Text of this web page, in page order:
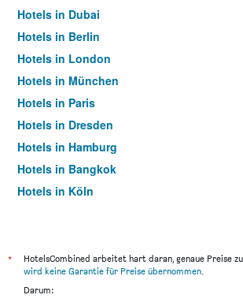
Hotels in Dubai
Hotels in Berlin
Hotels in London
Hotels in München
Hotels in Paris
Hotels in Dresden
Hotels in Hamburg
Hotels in Bangkok
Hotels in Köln
*
HotelsCombined arbeitet hart daran, genaue Preise
wird keine Garantie für Preise übernommen.
Darum: